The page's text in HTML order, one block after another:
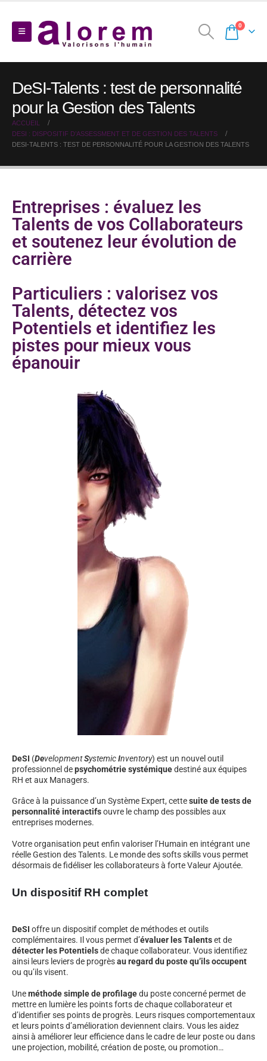
0
DeSI-Talents : test de personnalité
pour la Gestion des Talents
ACCUEIL
DESI : DISPOSITIF D’ASSESSMENT ET DE GESTION DES TALENTS
DESI-TALENTS : TEST DE PERSONNALITÉ POUR LA GESTION DES TALENTS
Entreprises : évaluez les
Talents de vos Collaborateurs
et soutenez leur évolution de
carrière
Particuliers : valorisez vos
Talents, détectez vos
Potentiels et identifiez les
pistes pour mieux vous
épanouir
DeSI (DevelopmentSystemicInventory) est un nouvel outil
professionnel depsychométrie systémiquedestiné aux équipes
RH et aux Managers.
Grâce à la puissance d’un Système Expert, cettesuite de tests de
personnalité interactifsouvre le champ des possibles aux
entreprises modernes.
Votre organisation peut enfin valoriser l’Humain en intégrant une
réelle Gestion des Talents. Le monde des softs skills vous permet
désormais de fidéliser les collaborateurs à forte Valeur Ajoutée.
Un dispositif RH complet
DeSI offre un dispositif complet de méthodes et outils
complémentaires. Il vous permet d’évaluer les Talentset de
détecter les Potentielsde chaque collaborateur. Vous identifiez
ainsi leurs leviers de progrèsau regard du poste qu’ils occupent
ou qu’ils visent.
Uneméthode simple de profilagedu poste concerné permet de
mettre en lumière les points forts de chaque collaborateur et
d’identifier ses points de progrès. Leurs risques comportementaux
et leurs points d’amélioration deviennent clairs. Vous les aidez
ainsi à améliorer leur efficience dans le cadre de leur poste ou dans
une projection, mobilité, création de poste, ou promotion…